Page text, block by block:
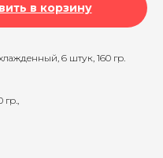
в корзину
6 штук, 160 гр.
гр.,